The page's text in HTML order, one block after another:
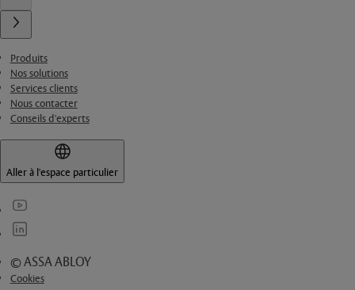
Produits
Nos solutions
Services clients
Nous contacter
Conseils d'experts
Aller à l'espace particulier
© ASSA ABLOY
Cookies